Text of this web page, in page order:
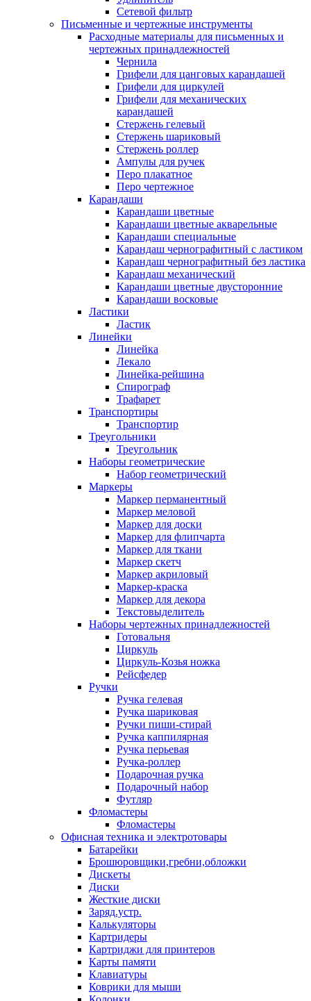
Сетевой фильтр
Письменные и чертежные инструменты
Расходные материалы для письменных и
чертежных принадлежностей
Чернила
Грифели для цанговых карандашей
Грифели для циркулей
Грифели для механических
карандашей
Стержень гелевый
Стержень шариковый
Стержень роллер
Ампулы для ручек
Перо плакатное
Перо чертежное
Карандаши
Карандаши цветные
Карандаши цветные акварельные
Карандаши специальные
Карандаш чернографитный с ластиком
Карандаш чернографитный без ластика
Карандаш механический
Карандаши цветные двусторонние
Карандаши восковые
Ластики
Ластик
Линейки
Линейка
Лекало
Линейка-рейшина
Спирограф
Трафарет
Транспортиры
Транспортир
Треугольники
Треугольник
Наборы геометрические
Набор геометрический
Маркеры
Маркер перманентный
Маркер меловой
Маркер для доски
Маркер для флипчарта
Маркер для ткани
Маркер скетч
Маркер акриловый
Маркер-краска
Маркер для декора
Текстовыделитель
Наборы чертежных принадлежностей
Готовальня
Циркуль
Циркуль-Козья ножка
Рейсфедер
Ручки
Ручка гелевая
Ручка шариковая
Ручки пиши-стирай
Ручка каппилярная
Ручка перьевая
Ручка-роллер
Подарочная ручка
Подарочный набор
Футляр
Фломастеры
Фломастеры
Офисная техника и электротовары
Батарейки
Брошюровщики,гребни,обложки
Дискеты
Диски
Жесткие диски
Заряд.устр.
Калькуляторы
Картридеры
Картриджи для принтеров
Карты памяти
Клавиатуры
Коврики для мыши